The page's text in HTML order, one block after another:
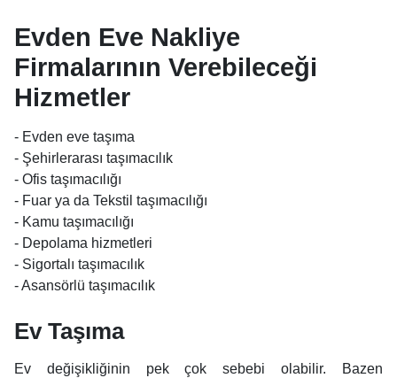
Evden Eve Nakliye
Firmalarının Verebileceği
Hizmetler
- Evden eve taşıma
- Şehirlerarası taşımacılık
- Ofis taşımacılığı
- Fuar ya da Tekstil taşımacılığı
- Kamu taşımacılığı
- Depolama hizmetleri
- Sigortalı taşımacılık
- Asansörlü taşımacılık
Ev Taşıma
Ev değişikliğinin pek çok sebebi olabilir. Bazen